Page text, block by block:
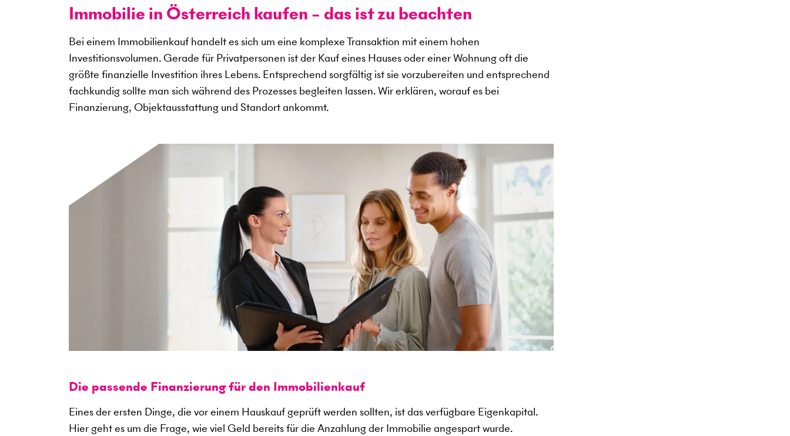
Immobilie in Österreich kaufen – das ist zu beachten
Bei einem Immobilienkauf handelt es sich um eine komplexe Transaktion mit einem hohen
Investitionsvolumen. Gerade für Privatpersonen ist der Kauf eines Hauses oder einer Wohnung oft die
größte finanzielle Investition ihres Lebens. Entsprechend sorgfältig ist sie vorzubereiten und entsprechend
fachkundig sollte man sich während des Prozesses begleiten lassen. Wir erklären, worauf es bei
Finanzierung, Objektausstattung und Standort ankommt.
Die passende Finanzierung für den Immobilienkauf
Eines der ersten Dinge, die vor einem Hauskauf geprüft werden sollten, ist das verfügbare Eigenkapital.
Hier geht es um die Frage, wie viel Geld bereits für die Anzahlung der Immobilie angespart wurde.